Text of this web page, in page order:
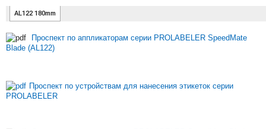
Проспект по аппликаторам серии PROLABELER SpeedMate
Blade (AL122)
Проспект по устройствам для нанесения этикеток серии
PROLABELER